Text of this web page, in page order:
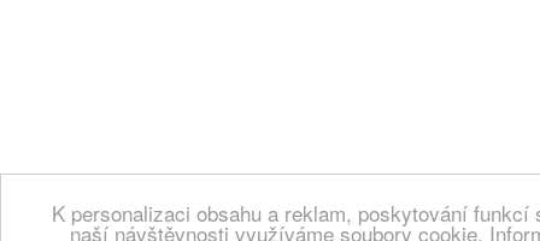
K personalizaci obsahu a reklam, poskytování
naší návštěvnosti využíváme soubory cookie.